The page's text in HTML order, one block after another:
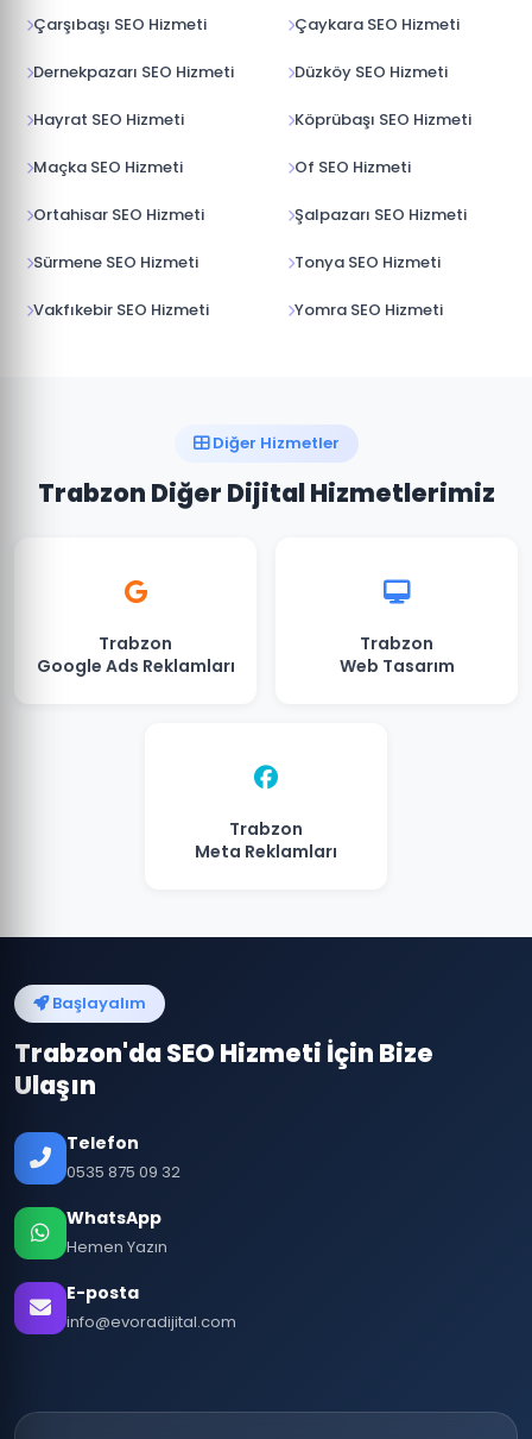
Çarşıbaşı SEO Hizmeti Çaykara SEO Hizmeti
Dernekpazarı SEO Hizmeti Düzköy SEO Hizmeti
Hayrat SEO Hizmeti Köprübaşı SEO Hizmeti
Maçka SEO Hizmeti Of SEO Hizmeti
Ortahisar SEO Hizmeti Şalpazarı SEO Hizmeti
Sürmene SEO Hizmeti Tonya SEO Hizmeti
Vakfıkebir SEO Hizmeti Yomra SEO Hizmeti
Diğer Hizmetler
Trabzon Diğer Dijital Hizmetlerimiz
Trabzon
Google Ads Reklamları
Trabzon
Web Tasarım
Trabzon
Meta Reklamları
Başlayalım
Trabzon'da SEO Hizmeti İçin Bize
Ulaşın
Telefon
0535 875 09 32
WhatsApp
Hemen Yazın
E-posta
info@evoradijital.com